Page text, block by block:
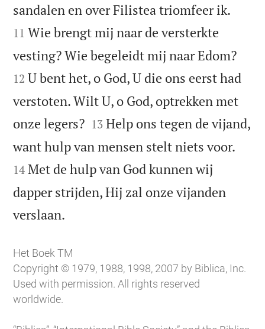
sandalen en over Filistea triomfeer ik.
11 Wie brengt mij naar de versterkte
vesting? Wie begeleidt mij naar Edom?
12 U bent het, o God, U die ons eerst had
verstoten. Wilt U, o God, optrekken met
onze legers?
13 Help ons tegen de vijand,
want hulp van mensen stelt niets voor.
14 Met de hulp van God kunnen wij
dapper strijden, Hij zal onze vijanden
verslaan.
Het Boek TM
Copyright © 1979, 1988, 1998, 2007 by Biblica, Inc.
Used with permission. All rights reserved
worldwide.